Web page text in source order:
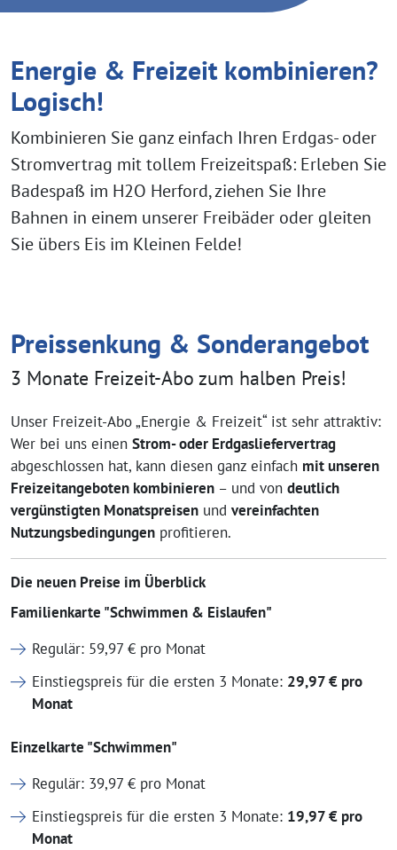
Energie & Freizeit kombinieren?
Logisch!
Kombinieren Sie ganz einfach Ihren Erdgas- oder
Stromvertrag mit tollem Freizeitspaß: Erleben Sie
Badespaß im H2O Herford, ziehen Sie Ihre
Bahnen in einem unserer Freibäder oder gleiten
Sie übers Eis im Kleinen Felde!
Preissenkung & Sonderangebot
3 Monate Freizeit-Abo zum halben Preis!
Unser Freizeit-Abo „Energie & Freizeit“ ist sehr attraktiv:
Wer bei uns einen Strom- oder Erdgasliefervertrag
abgeschlossen hat, kann diesen ganz einfach mit unseren
Freizeitangeboten kombinieren – und von deutlich
vergünstigten Monatspreisen und vereinfachten
Nutzungsbedingungen profitieren.
Die neuen Preise im Überblick
Familienkarte "Schwimmen & Eislaufen"
Regulär: 59,97 € pro Monat
Einstiegspreis für die ersten 3 Monate: 29,97 € pro
Monat
Einzelkarte "Schwimmen"
Regulär: 39,97 € pro Monat
Einstiegspreis für die ersten 3 Monate: 19,97 € pro
Monat